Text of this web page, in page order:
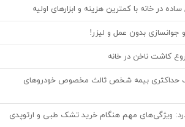
در خانه با کمترین هزینه و ابزارهای اولیه
بدون عمل و لیزر!
کاشت ناخن در خانه
حداکثری بیمه شخص ثالث مخصوص خودروهای
ویژگی‌های مهم هنگام خرید تشک طبی و ارتوپدی